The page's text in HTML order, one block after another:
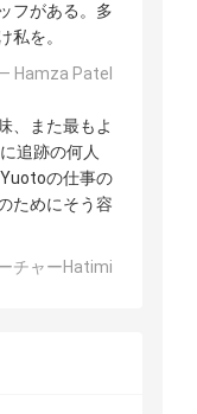
フがある。多
私を。
Hamza Patel
、また最もよ
追跡の何人
の仕事の
ためにそう容
チャーHatimi